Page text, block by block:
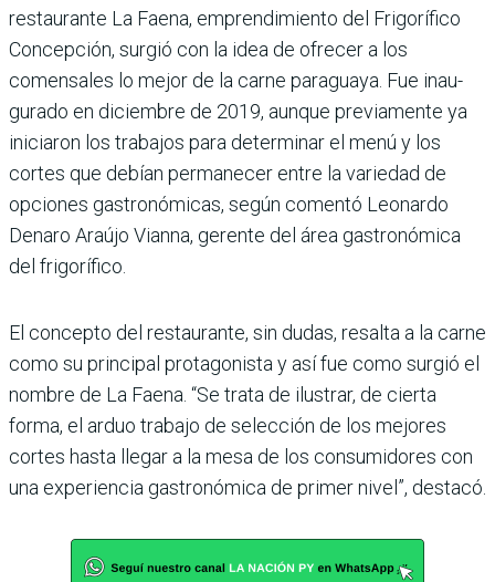
restaurante La Faena, emprendimiento del Frigorífico
Concepción, surgió con la idea de ofrecer a los
comensales lo mejor de la carne paraguaya. Fue inau­
gurado en diciembre de 2019, aunque previamente ya
inicia­ron los trabajos para determi­nar el menú y los
cortes que debían permanecer entre la variedad de
opciones gastro­nómicas, según comentó Leo­nardo
Denaro Araújo Vianna, gerente del área gastronómica
del frigorífico.
El concepto del restaurante, sin dudas, resalta a la carne
como su principal protago­nista y así fue como surgió el
nombre de La Faena. “Se trata de ilustrar, de cierta
forma, el arduo trabajo de selección de los mejores
cortes hasta llegar a la mesa de los consumidores con
una experiencia gastronó­mica de primer nivel”, destacó.